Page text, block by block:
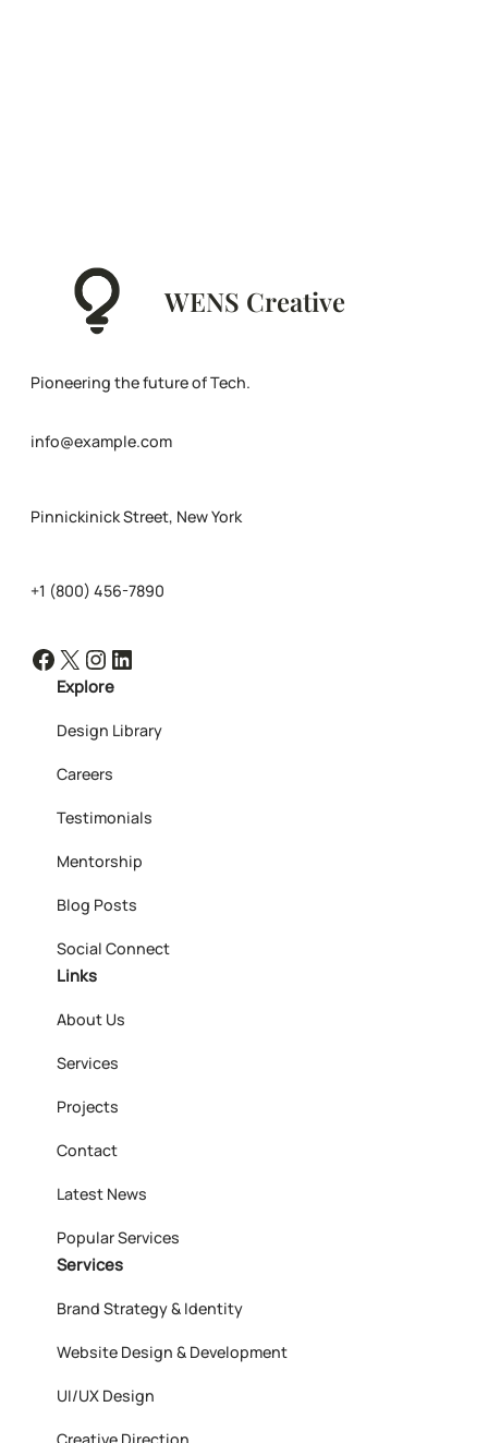
WENS Creative
Pioneering the future of Tech.
info@example.com
Pinnickinick Street, New York
+1 (800) 456-7890
Facebook X Instagram LinkedIn
Explore
Design Library
Careers
Testimonials
Mentorship
Blog Posts
Social Connect
Links
About Us
Services
Projects
Contact
Latest News
Popular Services
Services
Brand Strategy & Identity
Website Design & Development
UI/UX Design
Creative Direction